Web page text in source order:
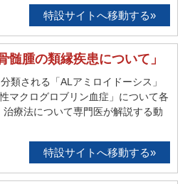
特設サイトへ移動する»
髄腫の類縁疾患について」
類される「ALアミロイドーシス」
マクログロブリン血症」について各
療法について専門医が解説する動
特設サイトへ移動する»